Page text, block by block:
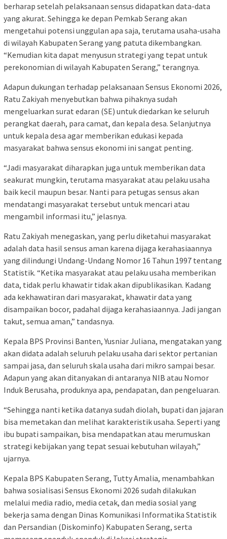
berharap setelah pelaksanaan sensus didapatkan data-data
yang akurat. Sehingga ke depan Pemkab Serang akan
mengetahui potensi unggulan apa saja, terutama usaha-usaha
di wilayah Kabupaten Serang yang patuta dikembangkan.
“Kemudian kita dapat menyusun strategi yang tepat untuk
perekonomian di wilayah Kabupaten Serang,” terangnya.
Adapun dukungan terhadap pelaksanaan Sensus Ekonomi 2026,
Ratu Zakiyah menyebutkan bahwa pihaknya sudah
mengeluarkan surat edaran (SE) untuk diedarkan ke seluruh
perangkat daerah, para camat, dan kepala desa. Selanjutnya
untuk kepala desa agar memberikan edukasi kepada
masyarakat bahwa sensus ekonomi ini sangat penting.
“Jadi masyarakat diharapkan juga untuk memberikan data
seakurat mungkin, terutama masyarakat atau pelaku usaha
baik kecil maupun besar. Nanti para petugas sensus akan
mendatangi masyarakat tersebut untuk mencari atau
mengambil informasi itu,” jelasnya.
Ratu Zakiyah menegaskan, yang perlu diketahui masyarakat
adalah data hasil sensus aman karena dijaga kerahasiaannya
yang dilindungi Undang-Undang Nomor 16 Tahun 1997 tentang
Statistik. “Ketika masyarakat atau pelaku usaha memberikan
data, tidak perlu khawatir tidak akan dipublikasikan. Kadang
ada kekhawatiran dari masyarakat, khawatir data yang
disampaikan bocor, padahal dijaga kerahasiaannya. Jadi jangan
takut, semua aman,” tandasnya.
Kepala BPS Provinsi Banten, Yusniar Juliana, mengatakan yang
akan didata adalah seluruh pelaku usaha dari sektor pertanian
sampai jasa, dan seluruh skala usaha dari mikro sampai besar.
Adapun yang akan ditanyakan di antaranya NIB atau Nomor
Induk Berusaha, produknya apa, pendapatan, dan pengeluaran.
“Sehingga nanti ketika datanya sudah diolah, bupati dan jajaran
bisa memetakan dan melihat karakteristik usaha. Seperti yang
ibu bupati sampaikan, bisa mendapatkan atau merumuskan
strategi kebijakan yang tepat sesuai kebutuhan wilayah,”
ujarnya.
Kepala BPS Kabupaten Serang, Tutty Amalia, menambahkan
bahwa sosialisasi Sensus Ekonomi 2026 sudah dilakukan
melalui media radio, media cetak, dan media sosial yang
bekerja sama dengan Dinas Komunikasi Informatika Statistik
dan Persandian (Diskominfo) Kabupaten Serang, serta